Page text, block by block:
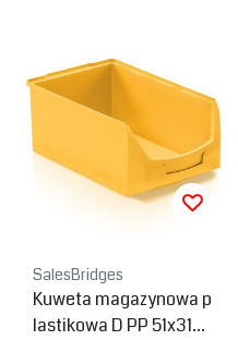
SalesBridges
Kuweta magazynowa p
lastikowa D PP 51x31x2